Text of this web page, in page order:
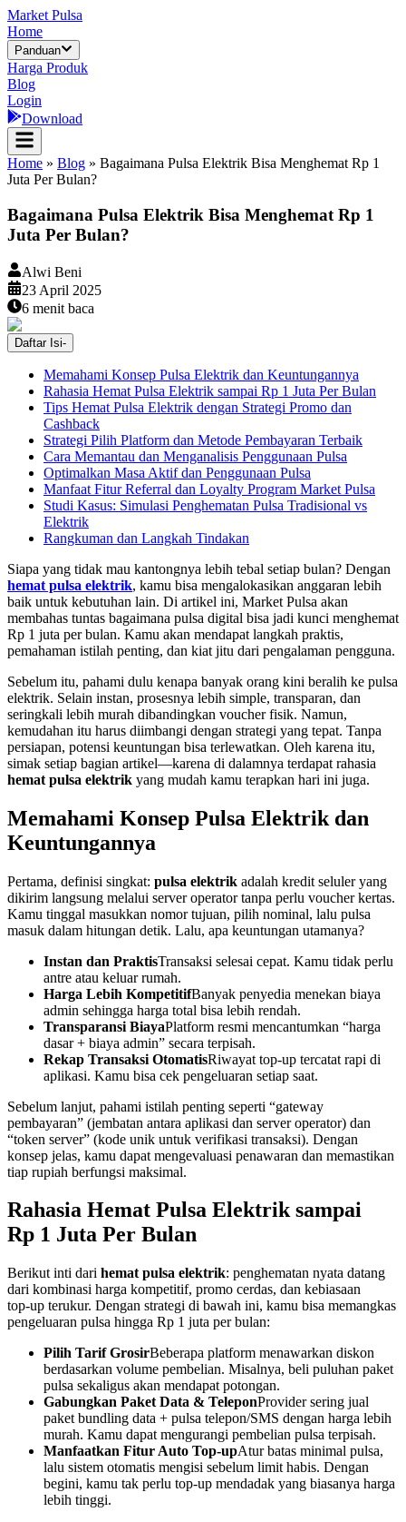
Market Pulsa
Home
Panduan
Harga Produk
Blog
Login
Download
Home » Blog » Bagaimana Pulsa Elektrik Bisa Menghemat Rp 1
Juta Per Bulan?
Bagaimana Pulsa Elektrik Bisa Menghemat Rp 1
Juta Per Bulan?
Alwi Beni
23 April 2025
6 menit baca
Daftar Isi-
Memahami Konsep Pulsa Elektrik dan Keuntungannya
Rahasia Hemat Pulsa Elektrik sampai Rp 1 Juta Per Bulan
Tips Hemat Pulsa Elektrik dengan Strategi Promo dan
Cashback
Strategi Pilih Platform dan Metode Pembayaran Terbaik
Cara Memantau dan Menganalisis Penggunaan Pulsa
Optimalkan Masa Aktif dan Penggunaan Pulsa
Manfaat Fitur Referral dan Loyalty Program Market Pulsa
Studi Kasus: Simulasi Penghematan Pulsa Tradisional vs
Elektrik
Rangkuman dan Langkah Tindakan
Siapa yang tidak mau kantongnya lebih tebal setiap bulan? Dengan
hemat pulsa elektrik, kamu bisa mengalokasikan anggaran lebih
baik untuk kebutuhan lain. Di artikel ini, Market Pulsa akan
membahas tuntas bagaimana pulsa digital bisa jadi kunci menghemat
Rp 1 juta per bulan. Kamu akan mendapat langkah praktis,
pemahaman istilah penting, dan kiat jitu dari pengalaman pengguna.
Sebelum itu, pahami dulu kenapa banyak orang kini beralih ke pulsa
elektrik. Selain instan, prosesnya lebih simple, transparan, dan
seringkali lebih murah dibandingkan voucher fisik. Namun,
kemudahan itu harus diimbangi dengan strategi yang tepat. Tanpa
persiapan, potensi keuntungan bisa terlewatkan. Oleh karena itu,
simak setiap bagian artikel—karena di dalamnya terdapat rahasia
hemat pulsa elektrik yang mudah kamu terapkan hari ini juga.
Memahami Konsep Pulsa Elektrik dan
Keuntungannya
Pertama, definisi singkat: pulsa elektrik adalah kredit seluler yang
dikirim langsung melalui server operator tanpa perlu voucher kertas.
Kamu tinggal masukkan nomor tujuan, pilih nominal, lalu pulsa
masuk dalam hitungan detik. Lalu, apa keuntungan utamanya?
Instan dan PraktisTransaksi selesai cepat. Kamu tidak perlu
antre atau keluar rumah.
Harga Lebih KompetitifBanyak penyedia menekan biaya
admin sehingga harga total bisa lebih rendah.
Transparansi BiayaPlatform resmi mencantumkan “harga
dasar + biaya admin” secara terpisah.
Rekap Transaksi OtomatisRiwayat top‑up tercatat rapi di
aplikasi. Kamu bisa cek pengeluaran setiap saat.
Sebelum lanjut, pahami istilah penting seperti “gateway
pembayaran” (jembatan antara aplikasi dan server operator) dan
“token server” (kode unik untuk verifikasi transaksi). Dengan
konsep jelas, kamu dapat mengevaluasi penawaran dan memastikan
tiap rupiah berfungsi maksimal.
Rahasia Hemat Pulsa Elektrik sampai
Rp 1 Juta Per Bulan
Berikut inti dari hemat pulsa elektrik: penghematan nyata datang
dari kombinasi harga kompetitif, promo cerdas, dan kebiasaan
top‑up terukur. Dengan strategi di bawah ini, kamu bisa memangkas
pengeluaran pulsa hingga Rp 1 juta per bulan:
Pilih Tarif GrosirBeberapa platform menawarkan diskon
berdasarkan volume pembelian. Misalnya, beli puluhan paket
pulsa sekaligus akan mendapat potongan.
Gabungkan Paket Data & TeleponProvider sering jual
paket bundling data + pulsa telepon/SMS dengan harga lebih
murah. Kamu dapat mengurangi pembelian pulsa terpisah.
Manfaatkan Fitur Auto Top‑upAtur batas minimal pulsa,
lalu sistem otomatis mengisi sebelum limit habis. Dengan
begini, kamu tak perlu top‑up mendadak yang biasanya harga
lebih tinggi.